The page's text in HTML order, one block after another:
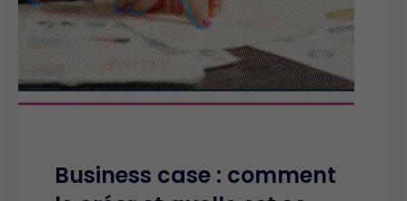
Business case : comment